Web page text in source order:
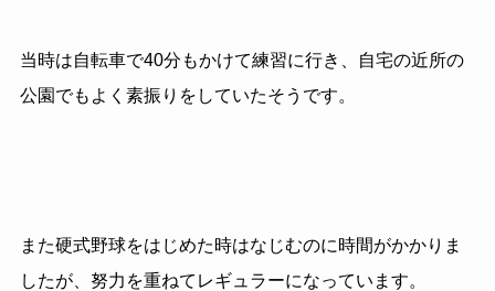
当時は自転車で40分もかけて練習に行き、自宅の近所の
公園でもよく素振りをしていたそうです。
また硬式野球をはじめた時はなじむのに時間がかかりま
したが、努力を重ねてレギュラーになっています。